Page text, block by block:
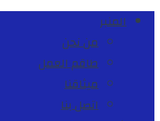
المنبر
من نحن
طاقم العمل
ميثاقنا
اتصل بنا